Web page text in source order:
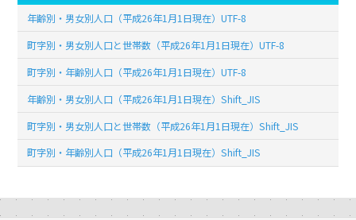
年齢別・男女別人口（平成26年1月1日現在）UTF-8
町字別・男女別人口と世帯数（平成26年1月1日現在）UTF-8
町字別・年齢別人口（平成26年1月1日現在）UTF-8
年齢別・男女別人口（平成26年1月1日現在）Shift_JIS
町字別・男女別人口と世帯数（平成26年1月1日現在）Shift_JIS
町字別・年齢別人口（平成26年1月1日現在）Shift_JIS